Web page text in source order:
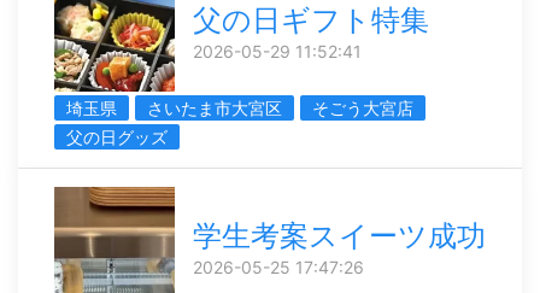
父の日ギフト特集
2026-05-29 11:52:41
埼玉県 さいたま市大宮区
そごう大宮店
父の日グッズ
学生考案スイーツ成功
2026-05-25 17:47:26